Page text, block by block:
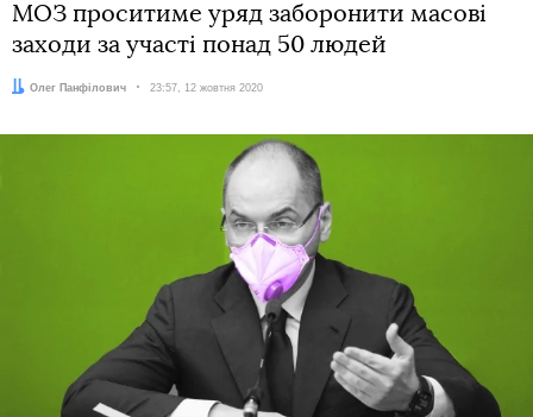
МОЗ проситиме уряд заборонити масові
заходи за участі понад 50 людей
Автор:
Олег Панфілович Дата:
23:57, 12 жовтня 2020